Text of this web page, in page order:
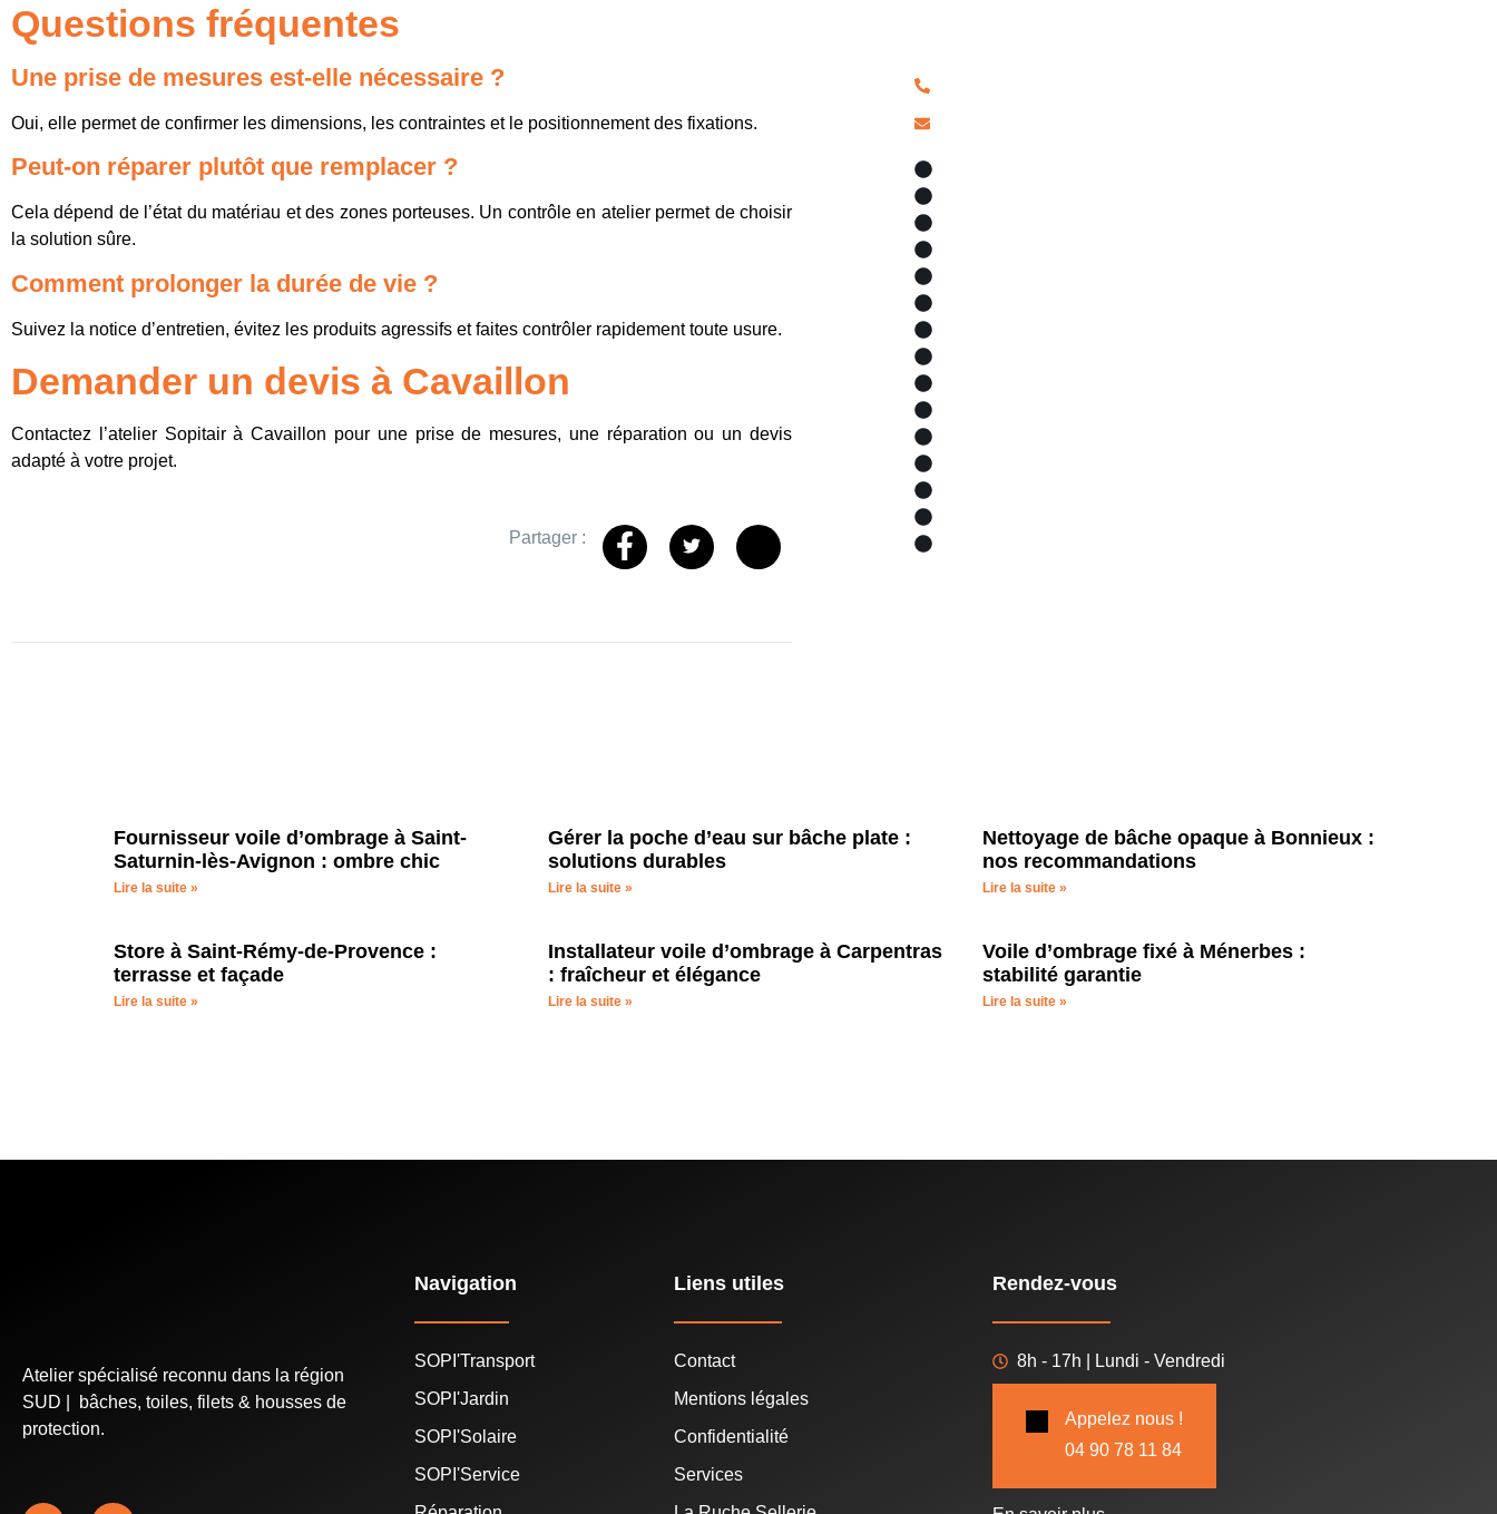
Questions fréquentes
Une prise de mesures est-elle nécessaire ?
Oui, elle permet de confirmer les dimensions, les contraintes et le positionnement des fixations.
Peut-on réparer plutôt que remplacer ?
Cela dépend de l’état du matériau et des zones porteuses. Un contrôle en atelier permet de choisir
la solution sûre.
Comment prolonger la durée de vie ?
Suivez la notice d’entretien, évitez les produits agressifs et faites contrôler rapidement toute usure.
Demander un devis à Cavaillon
Contactez l’atelier Sopitair à Cavaillon pour une prise de mesures, une réparation ou un devis
adapté à votre projet.
Partager :
Fournisseur voile d’ombrage à Saint-
Saturnin-lès-Avignon : ombre chic
Lire la suite »
Gérer la poche d’eau sur bâche plate :
solutions durables
Lire la suite »
Nettoyage de bâche opaque à Bonnieux :
nos recommandations
Lire la suite »
Store à Saint-Rémy-de-Provence :
terrasse et façade
Lire la suite »
Installateur voile d’ombrage à Carpentras
: fraîcheur et élégance
Lire la suite »
Voile d’ombrage fixé à Ménerbes :
stabilité garantie
Lire la suite »
Atelier spécialisé reconnu dans la région
SUD | bâches, toiles, filets & housses de
protection.
Navigation
SOPI'Transport
SOPI'Jardin
SOPI'Solaire
SOPI'Service
Liens utiles
Contact
Mentions légales
Confidentialité
Services
Rendez-vous
8h - 17h | Lundi - Vendredi
Appelez nous !
04 90 78 11 84